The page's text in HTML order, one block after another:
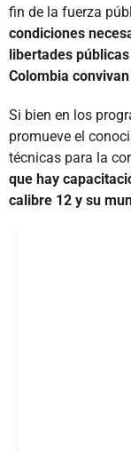
fin de la fuerza
condiciones
libertades
Colombia
Si bien en los
promueve el
técnicas para la
que hay
calibre 12 y su